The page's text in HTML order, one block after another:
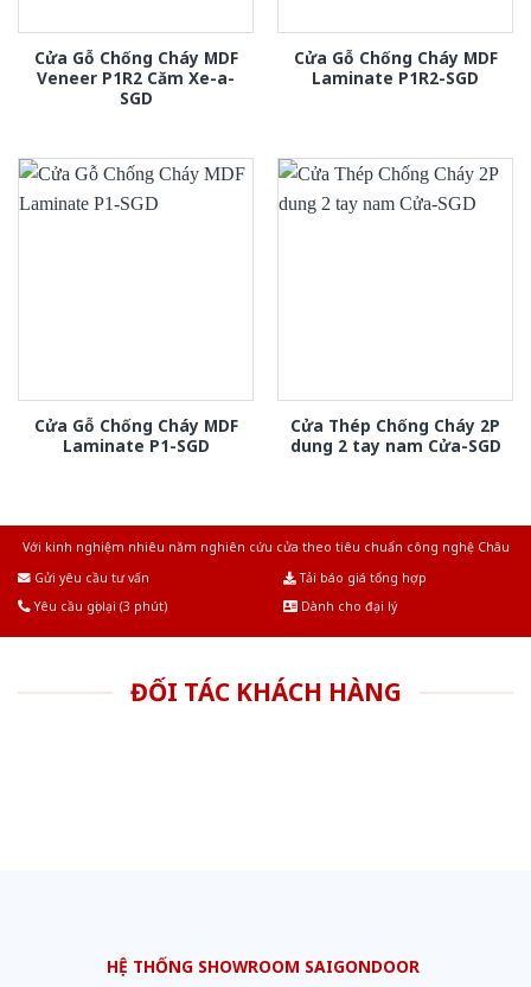
Cửa Gỗ Chống Cháy MDF
Veneer P1R2 Căm Xe-a-
SGD
Cửa Gỗ Chống Cháy MDF
Laminate P1R2-SGD
Cửa Gỗ Chống Cháy MDF
Laminate P1-SGD
Cửa Thép Chống Cháy 2P
dung 2 tay nam Cửa-SGD
Với kinh nghiệm nhiêu năm nghiên cứu cửa theo tiêu chuẩn công nghệ Châu
Gửi yêu cầu tư vấn
Tải báo giá tổng hợp
Yêu cầu gọi lại (3 phút)
Dành cho đại lý
ĐỐI TÁC KHÁCH HÀNG
HỆ THỐNG SHOWROOM SAIGONDOOR